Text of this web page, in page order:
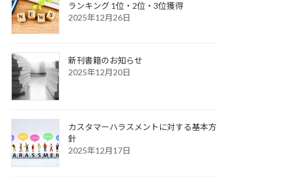
ランキング 1位・2位・3位獲得
2025年12月26日
新刊書籍のお知らせ
2025年12月20日
カスタマーハラスメントに対する基本方
針
2025年12月17日